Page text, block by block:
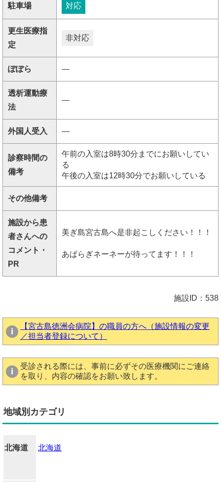
駐車場 対応
更生医療指
定
非対応
ぽぽら ―
透析運動療
法
―
外国人受入 ―
診察時間の
備考
午前の入室は8時30分までにお願いしてい
る
午後の入室は12時30分でお願いしている
その他備考
施設から患
者さんへの
コメント・
PR
美ぎ島宮古島へ是非起こしください！！！
あぱらぎネーネーが待ってます！！！
施設ID：538
【宮古島徳洲会病院】の職員の方へ（施設情報の変更
／担当者登録について）
受診される際には、事前に必ずその医療機関にご連絡
を取り、内容の確認をお願い致します。
地域別カテゴリ
北海道 北海道